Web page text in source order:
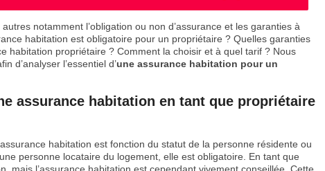
notamment l’obligation ou non d’assurance et les garanties à
habitation est obligatoire pour un propriétaire ? Quelles garanties
habitation propriétaire ? Comment la choisir et à quel tarif ? Nous
d’analyser l’essentiel d’une assurance habitation pour un
assurance habitation en tant que propriétaire
habitation est fonction du statut de la personne résidente ou
personne locataire du logement, elle est obligatoire. En tant que